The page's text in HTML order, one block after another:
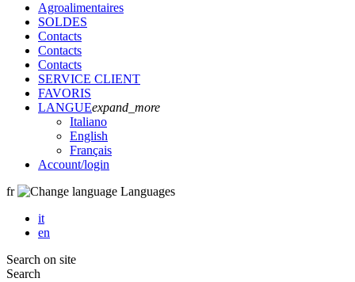
Agroalimentaires
SOLDES
Contacts
Contacts
Contacts
SERVICE CLIENT
FAVORIS
LANGUEexpand_more
Italiano
English
Français
Account/login
fr
Languages
it
en
Search on site
Search